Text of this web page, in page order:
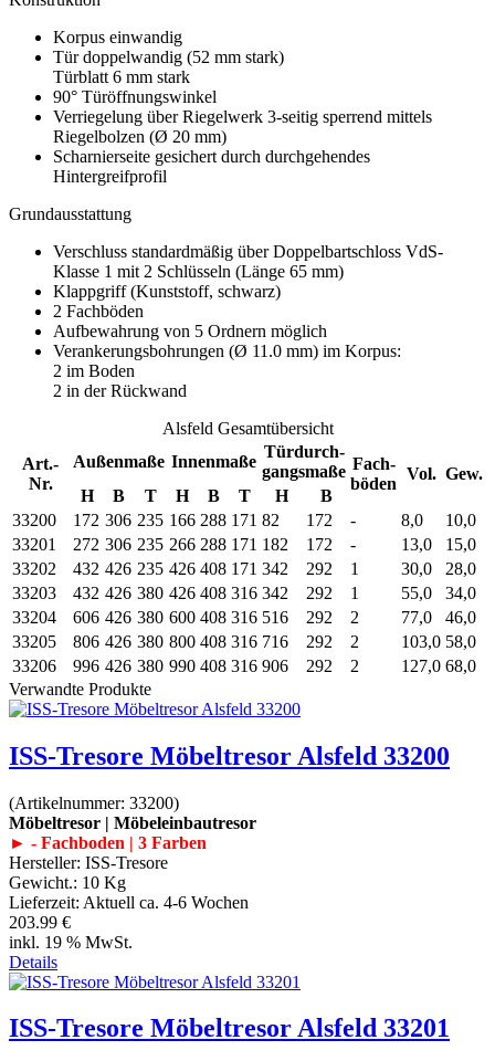
Korpus einwandig
Tür doppelwandig (52 mm stark)
Türblatt 6 mm stark
90° Türöffnungswinkel
Verriegelung über Riegelwerk 3-seitig sperrend mittels
Riegelbolzen (Ø 20 mm)
Scharnierseite gesichert durch durchgehendes
Hintergreifprofil
Grundausstattung
Verschluss standardmäßig über Doppelbartschloss VdS-
Klasse 1 mit 2 Schlüsseln (Länge 65 mm)
Klappgriff (Kunststoff, schwarz)
2 Fachböden
Aufbewahrung von 5 Ordnern möglich
Verankerungsbohrungen (Ø 11.0 mm) im Korpus:
2 im Boden
2 in der Rückwand
Alsfeld Gesamtübersicht
Art.-
Nr.
Außenmaße Innenmaße
Türdurch-
gangsmaße Fach-
böden
Vol. Gew.
H
B T H B T H
B
33200
172 306 235 166 288 171 82 172 - 8,0
10,0
33201
272 306 235 266 288 171 182 172 - 13,0
15,0
33202
432 426 235 426 408 171 342 292 1 30,0
28,0
33203
432 426 380 426 408 316 342 292 1 55,0
34,0
33204
606 426 380 600 408 316 516 292 2 77,0
46,0
33205
806 426 380 800 408 316 716 292 2 103,0 58,0
33206
996 426 380 990 408 316 906 292 2 127,0 68,0
Verwandte Produkte
ISS-Tresore Möbeltresor Alsfeld 33200
(Artikelnummer: 33200)
Möbeltresor | Möbeleinbautresor
► - Fachboden | 3 Farben
Hersteller: ISS-Tresore
Gewicht.: 10 Kg
Lieferzeit: Aktuell ca. 4-6 Wochen
203.99 €
inkl. 19 % MwSt.
Details
ISS-Tresore Möbeltresor Alsfeld 33201